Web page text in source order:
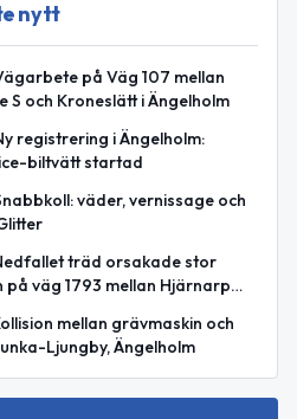
nytt
på Väg 107 mellan
S och Kroneslätt i Ängelholm
registrering i Ängelholm:
biltvätt startad
väder, vernissage och
träd orsakade stor
på väg 1793 mellan Hjärnarp
mellan grävmaskin och
Ljungby, Ängelholm